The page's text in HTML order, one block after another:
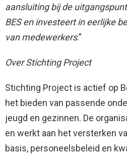
aansluiting bij de
BES en investeert in eerlijke
van medewerkers.”
Over Stichting Project
Stichting Project is actief op
het bieden van passende
jeugd en gezinnen. De
en werkt aan het versterken
basis, personeelsbeleid en